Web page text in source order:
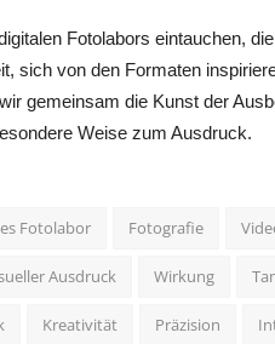
Fotolabors eintauchen,
sich von den Formaten
gemeinsam die Kunst der
Weise zum Ausdruck.
Fotolabor Fotografie
Ausdruck Wirkung
Kreativität Präzision